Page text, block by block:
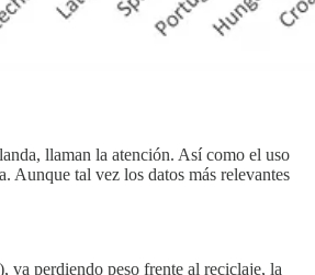
llaman la atención. Así como el uso
Aunque tal vez los datos más relevantes
va perdiendo peso frente al reciclaje, la